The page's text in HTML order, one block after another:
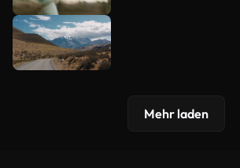
Mehr laden